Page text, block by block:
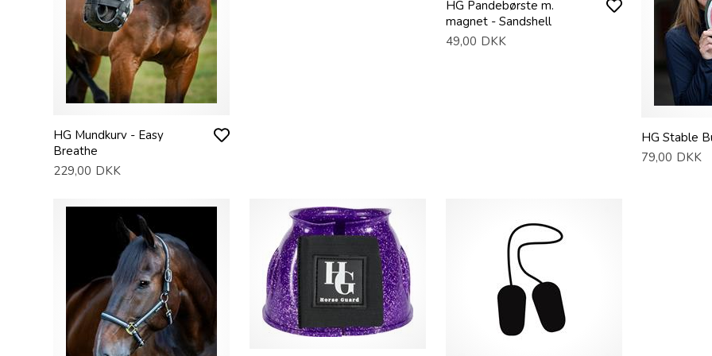
HG Mundkurv - Easy
Breathe
229,00 DKK
HG Pandebørste m.
magnet - Sandshell
49,00 DKK
HG Stable
79,00 DKK